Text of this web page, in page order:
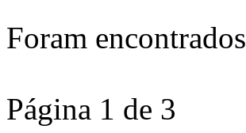
Foram encontrados
Página 1 de 3